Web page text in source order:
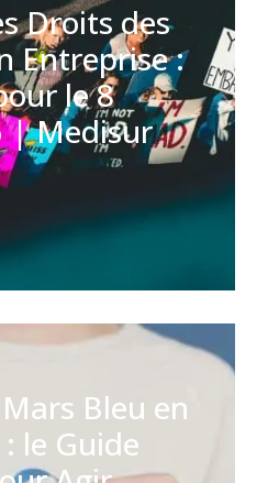
Droits des
Entreprise :
le 8
| Medisur
Bleu en
le Guide